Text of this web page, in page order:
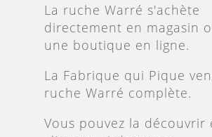
La ruche Warré s'achète
directement en magasin
une boutique en ligne.
La Fabrique qui Pique
ruche Warré complète.
Vous pouvez la découvrir